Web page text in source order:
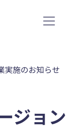
実施のお知らせ
ジョン